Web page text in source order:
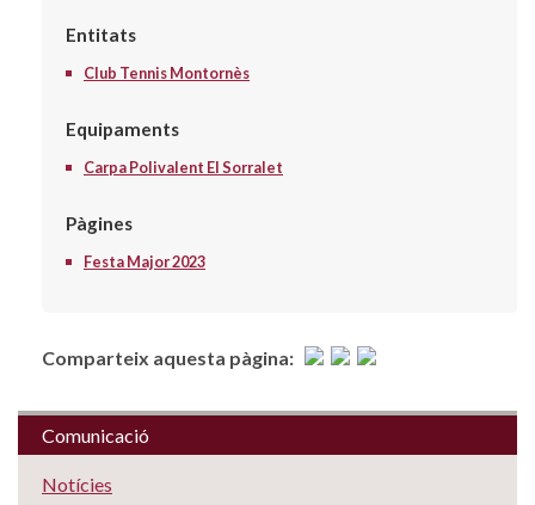
Entitats
Club Tennis Montornès
Equipaments
Carpa Polivalent El Sorralet
Pàgines
Festa Major 2023
Comparteix aquesta pàgina:
Comunicació
Notícies